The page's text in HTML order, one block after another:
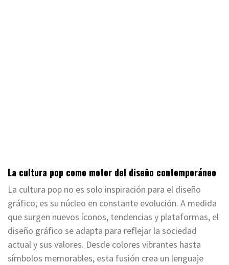
La cultura pop como motor del diseño contemporáneo
La cultura pop no es solo inspiración para el diseño
gráfico; es su núcleo en constante evolución. A medida
que surgen nuevos íconos, tendencias y plataformas, el
diseño gráfico se adapta para reflejar la sociedad
actual y sus valores. Desde colores vibrantes hasta
símbolos memorables, esta fusión crea un lenguaje